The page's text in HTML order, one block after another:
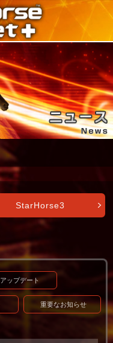
StarHorse3
アップデート
重要なお知らせ